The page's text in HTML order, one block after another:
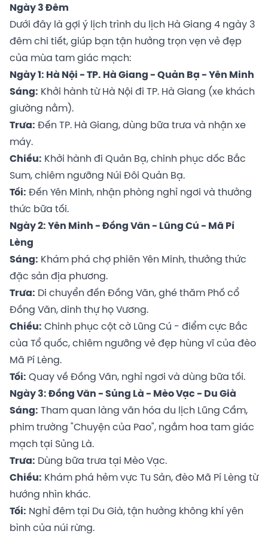
Ngày 3 Đêm
Dưới đây là gợi ý lịch trình du lịch Hà Giang 4 ngày 3
đêm chi tiết, giúp bạn tận hưởng trọn vẹn vẻ đẹp
của mùa tam giác mạch:
Ngày 1: Hà Nội - TP. Hà Giang - Quản Bạ - Yên Minh
Sáng: Khởi hành từ Hà Nội đi TP. Hà Giang (xe khách
giường nằm).
Trưa: Đến TP. Hà Giang, dùng bữa trưa và nhận xe
máy.
Chiều: Khởi hành đi Quản Bạ, chinh phục dốc Bắc
Sum, chiêm ngưỡng Núi Đôi Quản Bạ.
Tối: Đến Yên Minh, nhận phòng nghỉ ngơi và thưởng
thức bữa tối.
Ngày 2: Yên Minh - Đồng Văn - Lũng Cú - Mã Pí
Lèng
Sáng: Khám phá chợ phiên Yên Minh, thưởng thức
đặc sản địa phương.
Trưa: Di chuyển đến Đồng Văn, ghé thăm Phố cổ
Đồng Văn, dinh thự họ Vương.
Chiều: Chinh phục cột cờ Lũng Cú - điểm cực Bắc
của Tổ quốc, chiêm ngưỡng vẻ đẹp hùng vĩ của đèo
Mã Pí Lèng.
Tối: Quay về Đồng Văn, nghỉ ngơi và dùng bữa tối.
Ngày 3: Đồng Văn - Sủng Là - Mèo Vạc - Du Già
Sáng: Tham quan làng văn hóa du lịch Lũng Cẩm,
phim trường "Chuyện của Pao", ngắm hoa tam giác
mạch tại Sủng Là.
Trưa: Dùng bữa trưa tại Mèo Vạc.
Chiều: Khám phá hẻm vực Tu Sản, đèo Mã Pí Lèng từ
hướng nhìn khác.
Tối: Nghỉ đêm tại Du Già, tận hưởng không khí yên
bình của núi rừng.